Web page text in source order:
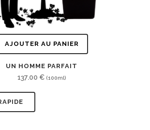
AJOUTER AU PANIER
UN HOMME PARFAIT
137.00 €(100ml)